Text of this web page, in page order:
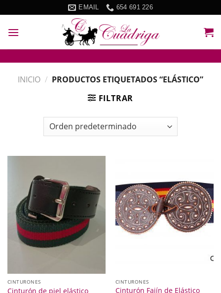
to
content
EMAIL 654 691 226
INICIO / PRODUCTOS ETIQUETADOS “ELÁSTICO”
FILTRAR
CINTURONES
Cinturón de piel elástico
CINTURONES
Cinturón Fajín de Elástico